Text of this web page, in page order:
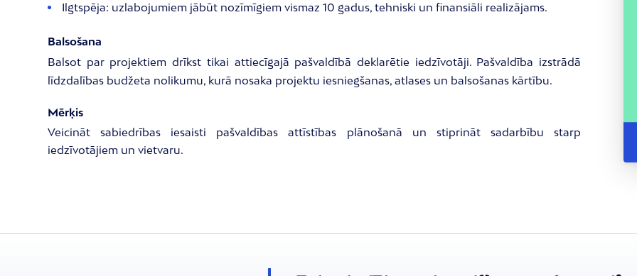
Ilgtspēja: uzlabojumiem jābūt nozīmīgiem vismaz 10 gadus, tehniski un finansiāli realizājams.
Balsošana
Balsot par projektiem drīkst tikai attiecīgajā pašvaldībā deklarētie iedzīvotāji. Pašvaldība izstrādā
līdzdalības budžeta nolikumu, kurā nosaka projektu iesniegšanas, atlases un balsošanas kārtību.
Mērķis
Veicināt sabiedrības iesaisti pašvaldības attīstības plānošanā un stiprināt sadarbību starp
iedzīvotājiem un vietvaru.